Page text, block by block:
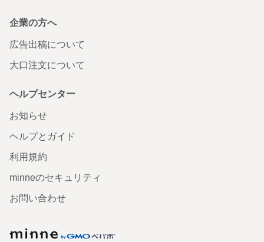
企業の方へ
広告出稿について
大口注文について
ヘルプセンター
お知らせ
ヘルプとガイド
利用規約
minneのセキュリティ
お問い合わせ